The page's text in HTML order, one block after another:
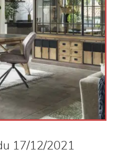
17/12/2021